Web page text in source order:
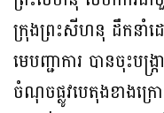
ក្រុងព្រះសីហនុ ដឹកនាំ
មេបញ្ជាការ បានចុះ
ចំណុចផ្លូវបេតុងខាងក្